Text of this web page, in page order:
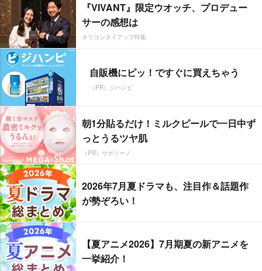
『VIVANT』限定ウオッチ、プロデュー
サーの感想は
オリコンタイアップ特集
自販機にピッ！ですぐに買えちゃう
（PR）ジハンピ
朝1分貼るだけ！ミルクピールで一日中ず
っとうるツヤ肌
（PR）サボリーノ
2026年7月夏ドラマも、注目作＆話題作
が勢ぞろい！
【夏アニメ2026】7月期夏の新アニメを
一挙紹介！